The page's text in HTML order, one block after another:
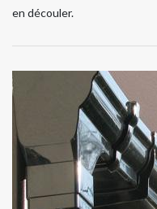
en découler.